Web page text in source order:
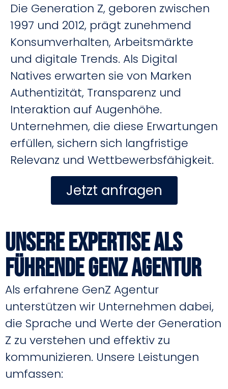
Die Generation Z, geboren zwischen
1997 und 2012, prägt zunehmend
Konsumverhalten, Arbeitsmärkte
und digitale Trends. Als Digital
Natives erwarten sie von Marken
Authentizität, Transparenz und
Interaktion auf Augenhöhe.
Unternehmen, die diese Erwartungen
erfüllen, sichern sich langfristige
Relevanz und Wettbewerbsfähigkeit.
Jetzt anfragen
Unsere Expertise als
führende GenZ Agentur
Als erfahrene GenZ Agentur
unterstützen wir Unternehmen dabei,
die Sprache und Werte der Generation
Z zu verstehen und effektiv zu
kommunizieren. Unsere Leistungen
umfassen: